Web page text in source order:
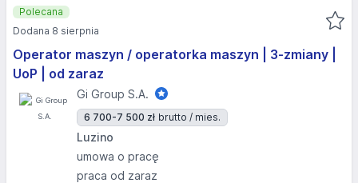
Operator maszyn / operatorka maszyn | 3-zmiany |
UoP | od zaraz
Gi Group S.A.
6 700-7 500 zł brutto / mies.
Luzino
umowa o pracę
praca od zaraz
Polecana
Dodana 8 sierpnia